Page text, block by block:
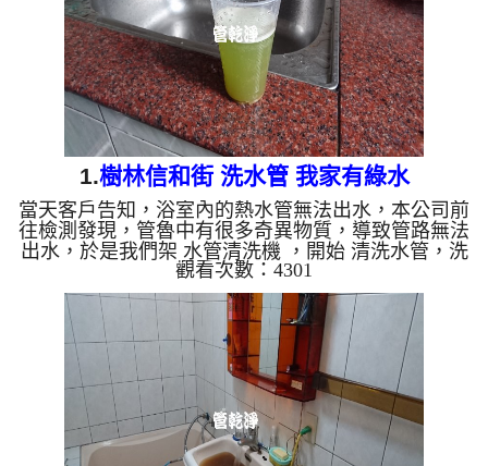
1.樹林信和街 洗水管 我家有綠水
當天客戶告知，浴室內的熱水管無法出水，本公司前
往檢測發現，管魯中有很多奇異物質，導致管路無法
出水，於是我們架 水管清洗機 ，開始 清洗水管，洗
水管 時，水管管路常常堵住，如影片，管路不斷滴
出髒水，還出現綠色的水，如下圖，於是本公司改用
特殊工法來處理， 水管清洗 約兩個多小時，管路出
水才正常。 清洗水管,水管清洗, 洗水管, 熱水管堵塞,
熱水忽冷忽熱 ...
觀看次數：4301